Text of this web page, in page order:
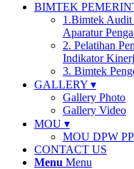
BIMTEK
1.Bimtek Audit
Aparatur
2. Pelatihan
Indikator
3. Bimtek
GALLERY ▾
Gallery Photo
Gallery Video
MOU ▾
MOU DPW
CONTACT US
Menu Menu